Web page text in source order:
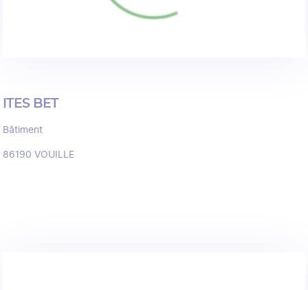
ITES BET
Bâtiment
86190 VOUILLE